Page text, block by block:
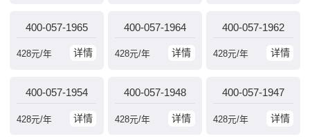
400-057-1965
详情
428元/年
400-057-1964
详情
428元/年
400-057-1962
详情
428元/年
400-057-1954
详情
428元/年
400-057-1948
详情
428元/年
400-057-1947
详情
428元/年